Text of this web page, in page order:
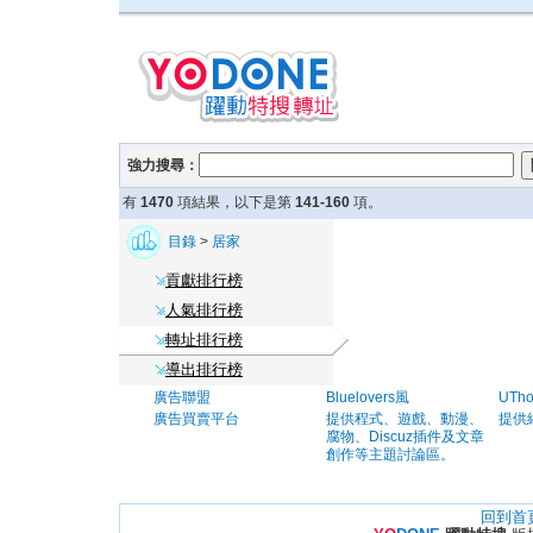
強力搜尋：
有 1470 項結果，以下是第 141-160 項。
目錄 > 居家
貢獻排行榜
人氣排行榜
轉址排行榜
導出排行榜
廣告聯盟
廣告買賣平台
Bluelovers風
提供程式、遊戲、動漫、
腐物、Discuz插件及文章
創作等主題討論區。
提供
回到首